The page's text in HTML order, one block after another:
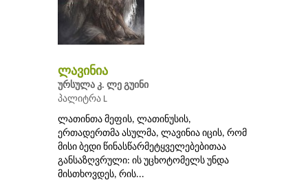
ლავინია
ურსულა კ. ლე გუინი
პალიტრა L
ლათინთა მეფის, ლათინუსის,
ერთადერთმა ასულმა, ლავინია იცის, რომ
მისი ბედი წინასწარმეტყველებებითაა
განსაზღვრული: ის უცხოტომელს უნდა
მისთხოვდეს, რის...